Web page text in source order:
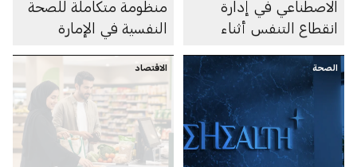
الاصطناعي في إدارة
انقطاع التنفس أثناء
منظومة متكاملة للصحة
النفسية في الإمارة
الصحة الاقتصاد